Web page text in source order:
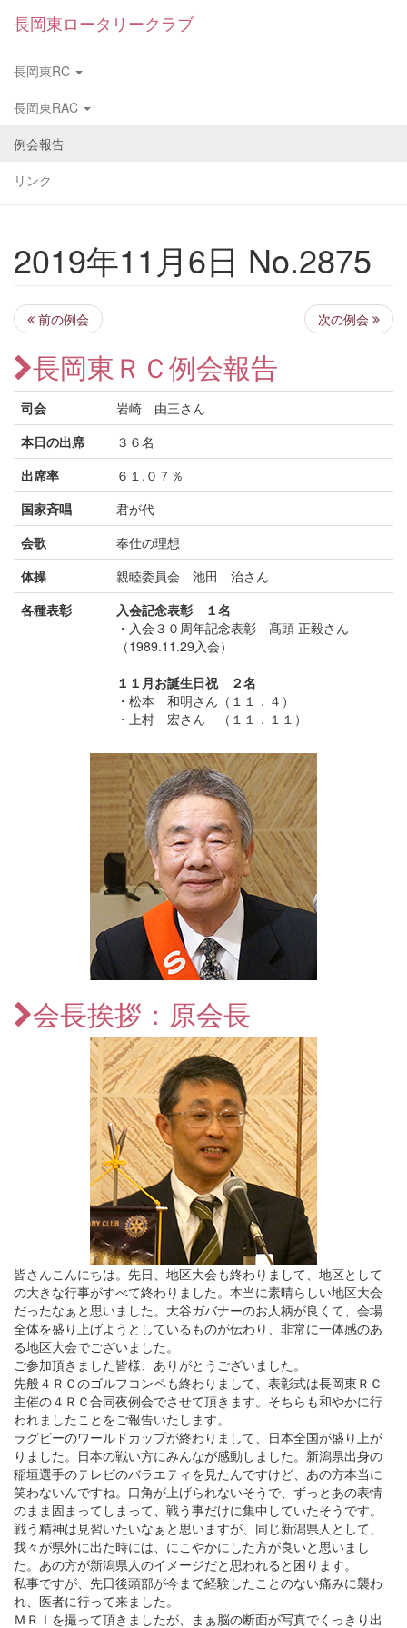
長岡東ロータリークラブ
長岡東RC
長岡東RAC
例会報告
リンク
2019年11月6日 No.2875
前の例会 次の例会
長岡東ＲＣ例会報告
司会
岩崎 由三さん
本日の出席
３６名
出席率
６１.０７％
国家斉唱
君が代
会歌
奉仕の理想
体操
親睦委員会 池田 治さん
各種表彰
入会記念表彰 １名
・入会３０周年記念表彰 髙頭 正毅さん
（1989.11.29入会）
１１月お誕生日祝 ２名
・松本 和明さん（１１．４）
・上村 宏さん （１１．１１）
会長挨拶：原会長
皆さんこんにちは。先日、地区大会も終わりまして、地区として
の大きな行事がすべて終わりました。本当に素晴らしい地区大会
だったなぁと思いました。大谷ガバナーのお人柄が良くて、会場
全体を盛り上げようとしているものが伝わり、非常に一体感のあ
る地区大会でございました。
ご参加頂きました皆様、ありがとうございました。
先般４ＲＣのゴルフコンペも終わりまして、表彰式は長岡東ＲＣ
主催の４ＲＣ合同夜例会でさせて頂きます。そちらも和やかに行
われましたことをご報告いたします。
ラグビーのワールドカップが終わりまして、日本全国が盛り上が
りました。日本の戦い方にみんなが感動しました。新潟県出身の
稲垣選手のテレビのバラエティを見たんですけど、あの方本当に
笑わないんですね。口角が上げられないそうで、ずっとあの表情
のまま固まってしまって、戦う事だけに集中していたそうです。
戦う精神は見習いたいなぁと思いますが、同じ新潟県人として、
我々が県外に出た時には、にこやかにした方が良いと思いまし
た。あの方が新潟県人のイメージだと思われると困ります。
私事ですが、先日後頭部が今まで経験したことのない痛みに襲わ
れ、医者に行って来ました。
ＭＲＩを撮って頂きましたが、まぁ脳の断面が写真でくっきり出